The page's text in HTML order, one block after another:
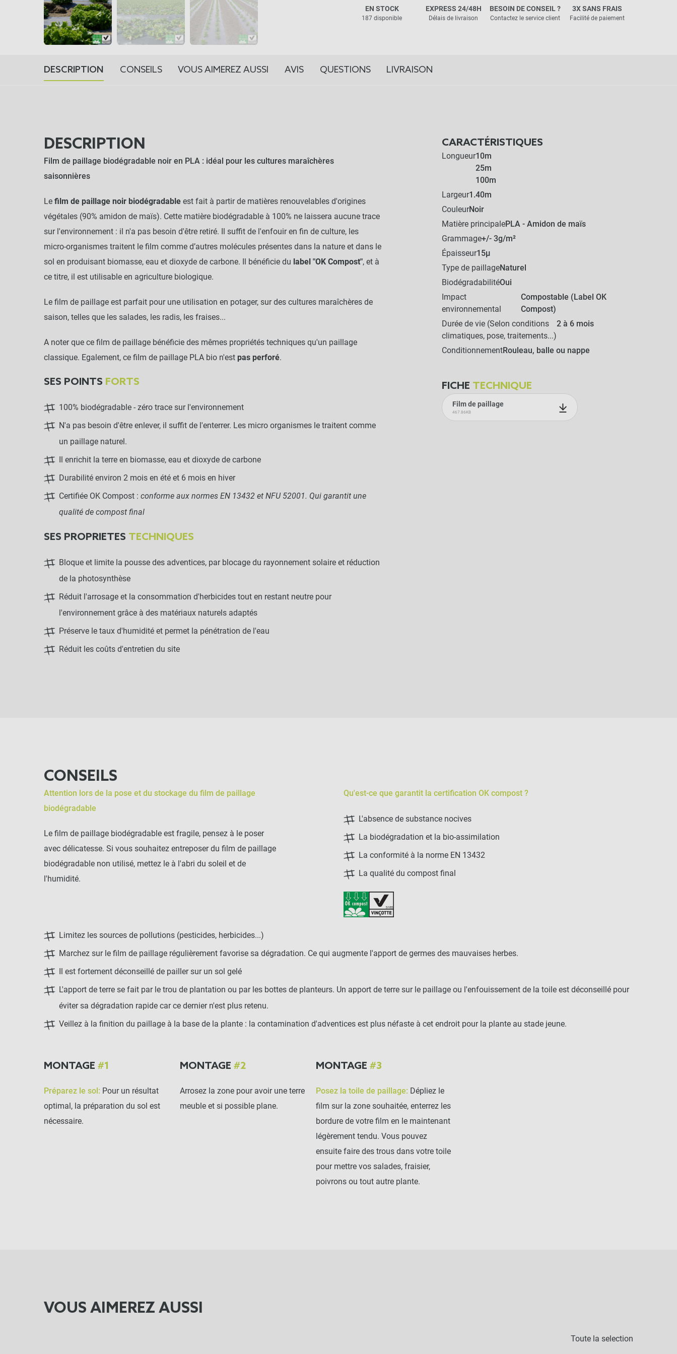
EN STOCK
187 disponible
EXPRESS 24/48H
Délais de livraison
BESOIN DE CONSEIL ?
Contactez le service client
3X SANS FRAIS
Facilité de paiement
DESCRIPTION CONSEILS VOUS AIMEREZ AUSSI AVIS QUESTIONS LIVRAISON
DESCRIPTION
Film de paillage biodégradable noir en PLA : idéal pour les cultures maraîchères
saisonnières
Le film de paillage noir biodégradable est fait à partir de matières renouvelables d'origines
végétales (90% amidon de maïs). Cette matière biodégradable à 100% ne laissera aucune trace
sur l'environnement : il n'a pas besoin d'être retiré. Il suffit de l'enfouir en fin de culture, les
micro-organismes traitent le film comme d’autres molécules présentes dans la nature et dans le
sol en produisant biomasse, eau et dioxyde de carbone. Il bénéficie du label "OK Compost", et à
ce titre, il est utilisable en agriculture biologique.
Le film de paillage est parfait pour une utilisation en potager, sur des cultures maraîchères de
saison, telles que les salades, les radis, les fraises...
A noter que ce film de paillage bénéficie des mêmes propriétés techniques qu'un paillage
classique. Egalement, ce film de paillage PLA bio n'est pas perforé.
SES POINTS FORTS
100% biodégradable - zéro trace sur l'environnement
N'a pas besoin d'être enlever, il suffit de l'enterrer. Les micro organismes le traitent comme
un paillage naturel.
Il enrichit la terre en biomasse, eau et dioxyde de carbone
Durabilité environ 2 mois en été et 6 mois en hiver
Certifiée OK Compost : conforme aux normes EN 13432 et NFU 52001. Qui garantit une
qualité de compost final
SES PROPRIETES TECHNIQUES
Bloque et limite la pousse des adventices, par blocage du rayonnement solaire et réduction
de la photosynthèse
Réduit l'arrosage et la consommation d'herbicides tout en restant neutre pour
l'environnement grâce à des matériaux naturels adaptés
Préserve le taux d'humidité et permet la pénétration de l'eau
Réduit les coûts d'entretien du site
CARACTÉRISTIQUES
Longueur10m
25m
100m
Largeur1.40m
CouleurNoir
Matière principalePLA - Amidon de maïs
Grammage+/- 3g/m²
Épaisseur15µ
Type de paillageNaturel
BiodégradabilitéOui
Impact
environnemental
Compostable (Label OK
Compost)
Durée de vie (Selon conditions
climatiques, pose, traitements...)
2 à 6 mois
ConditionnementRouleau, balle ou nappe
FICHE TECHNIQUE
Film de paillage
467.86KB
CONSEILS
Attention lors de la pose et du stockage du film de paillage
biodégradable
Le film de paillage biodégradable est fragile, pensez à le poser
avec délicatesse. Si vous souhaitez entreposer du film de paillage
biodégradable non utilisé, mettez le à l'abri du soleil et de
l'humidité.
Qu'est-ce que garantit la certification OK compost ?
L'absence de substance nocives
La biodégradation et la bio-assimilation
La conformité à la norme EN 13432
La qualité du compost final
Limitez les sources de pollutions (pesticides, herbicides...)
Marchez sur le film de paillage régulièrement favorise sa dégradation. Ce qui augmente l'apport de germes des mauvaises herbes.
Il est fortement déconseillé de pailler sur un sol gelé
L'apport de terre se fait par le trou de plantation ou par les bottes de planteurs. Un apport de terre sur le paillage ou l'enfouissement de la toile est déconseillé pour
éviter sa dégradation rapide car ce dernier n'est plus retenu.
Veillez à la finition du paillage à la base de la plante : la contamination d'adventices est plus néfaste à cet endroit pour la plante au stade jeune.
MONTAGE #1
Préparez le sol: Pour un résultat
optimal, la préparation du sol est
nécessaire.
MONTAGE #2
Arrosez la zone pour avoir une terre
meuble et si possible plane.
MONTAGE #3
Posez la toile de paillage: Dépliez le
film sur la zone souhaitée, enterrez les
bordure de votre film en le maintenant
légèrement tendu. Vous pouvez
ensuite faire des trous dans votre toile
pour mettre vos salades, fraisier,
poivrons ou tout autre plante.
VOUS AIMEREZ AUSSI
Toute la selection